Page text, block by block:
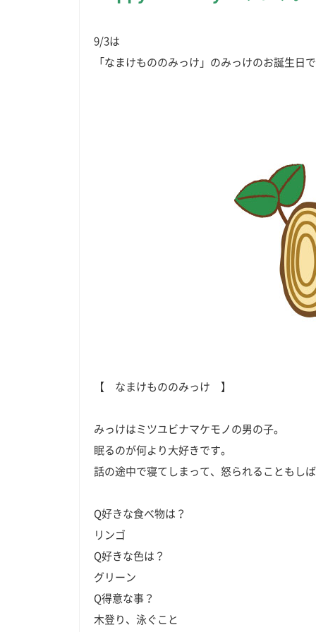
9/3は
「なまけもののみっけ」のみっけのお誕生日
【 なまけもののみっけ 】
みっけはミツユビナマケモノの男の子。
眠るのが何より大好きです。
話の途中で寝てしまって、怒られることもし
Q好きな食べ物は？
リンゴ
Q好きな色は？
グリーン
Q得意な事？
木登り、泳ぐこと